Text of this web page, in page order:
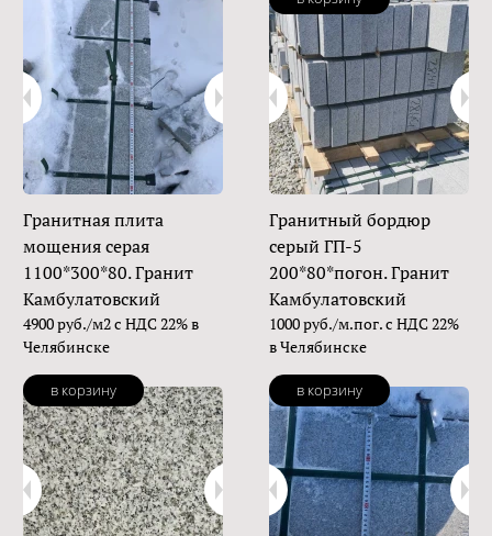
Гранитная плита
мощения серая
1100*300*80. Гранит
Камбулатовский
4900 руб./м2 с НДС 22% в
Челябинске
в корзину
Гранитный бордюр
серый ГП-5
200*80*погон. Гранит
Камбулатовский
1000 руб./м.пог. с НДС 22%
в Челябинске
в корзину